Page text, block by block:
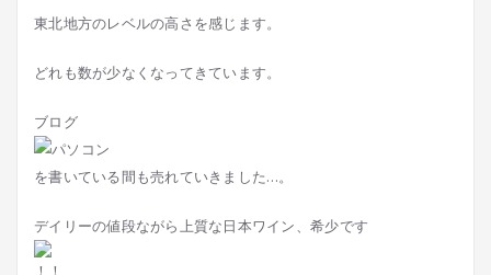
東北地方のレベルの高さを感じます。
どれも数が少なくなってきています。
ブログ
を書いている間も売れていきました…。
デイリーの値段ながら上質な日本ワイン、希少です